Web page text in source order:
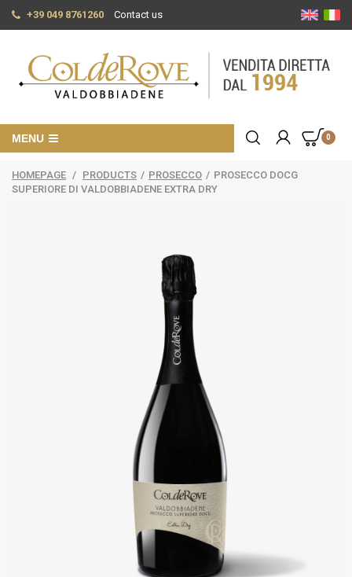
+39 049 8761260 Contact us
0
MENU
HOMEPAGE / PRODUCTS / PROSECCO / PROSECCO DOCG
SUPERIORE DI VALDOBBIADENE EXTRA DRY